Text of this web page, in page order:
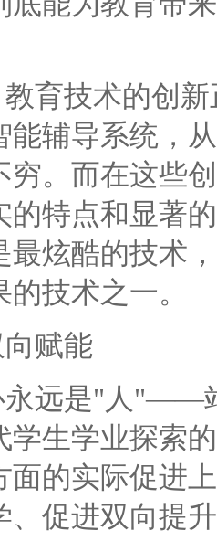
技术的创新
能辅导系统，
穷。而在这些
的特点和显著
最炫酷的技术
技术之一。
赋能
远是"人"——站
学生学业探索
面的实际促进
、促进双向提